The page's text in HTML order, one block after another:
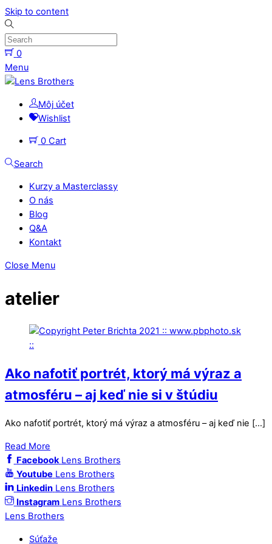
Skip to content
0
Menu
Môj účet
Wishlist
0 Cart
Search
Kurzy a Masterclassy
O nás
Blog
Q&A
Kontakt
Close Menu
atelier
Ako nafotiť portrét, ktorý má výraz a
atmosféru – aj keď nie si v štúdiu
Ako nafotiť portrét, ktorý má výraz a atmosféru – aj keď nie […]
Read More
Facebook Lens Brothers
Youtube Lens Brothers
Linkedin Lens Brothers
Instagram Lens Brothers
Lens Brothers
Súťaže